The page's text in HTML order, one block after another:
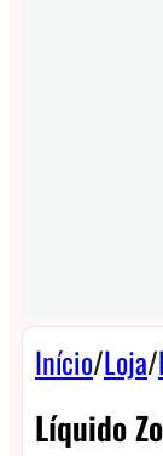
Início/Loja/
Líquido